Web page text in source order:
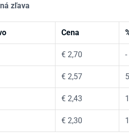
zľava
Cena
€ 2,70 -
€ 2,57
€ 2,43
€ 2,30